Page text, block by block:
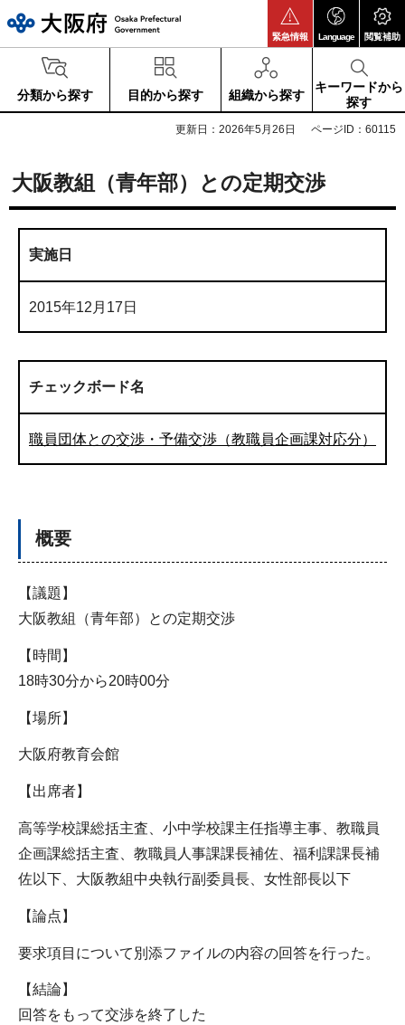
緊急情報 Language 閲覧補助
分類から探す 目的から探す 組織から探す
キーワードから
探す
更新日：2026年5月26日 ページID：60115
大阪教組（青年部）との定期交渉
実施日
2015年12月17日
チェックボード名
職員団体との交渉・予備交渉（教職員企画課対応分）
概要
【議題】
大阪教組（青年部）との定期交渉
【時間】
18時30分から20時00分
【場所】
大阪府教育会館
【出席者】
高等学校課総括主査、小中学校課主任指導主事、教職員
企画課総括主査、教職員人事課課長補佐、福利課課長補
佐以下、大阪教組中央執行副委員長、女性部長以下
【論点】
要求項目について別添ファイルの内容の回答を行った。
【結論】
回答をもって交渉を終了した